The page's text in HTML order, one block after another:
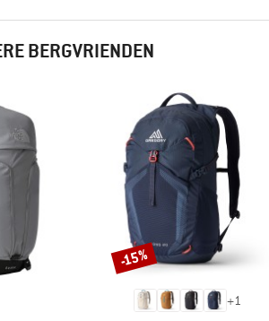
BERGVRIENDEN
+1
Korting
-15%